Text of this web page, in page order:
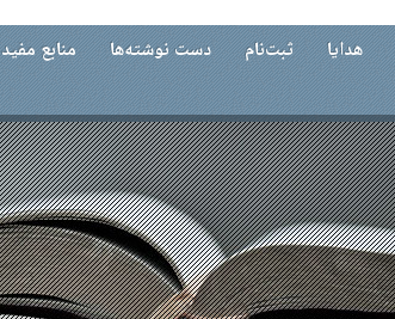
هدایا ثبت‌نام دست نوشته‌ها منابع مفید